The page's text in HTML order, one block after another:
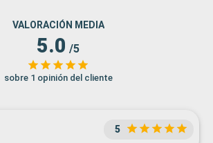
VALORACIÓN MEDIA
5.0 /5
sobre 1 opinión del cliente
5